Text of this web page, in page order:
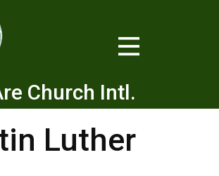
Church Intl.
Luther